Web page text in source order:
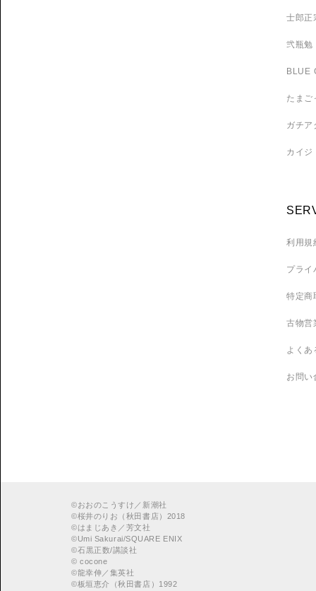
士郎正
弐瓶勉
BLUE
たまご
ガチア
カイジ
利用規
プライ
特定商
古物営
よくあ
お問い
©おおのこうすけ／新潮社
©桜井のりお（秋田書店）2018
©はまじあき／芳文社
©Umi Sakurai/SQUARE ENIX
©︎石黒正数/講談社
© cocone
©龍幸伸／集英社
©板垣恵介（秋田書店）1992